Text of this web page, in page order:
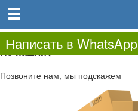
0.00
0
Не нашли?
Позвоните нам, мы подскажем
Написать в WhatsApp